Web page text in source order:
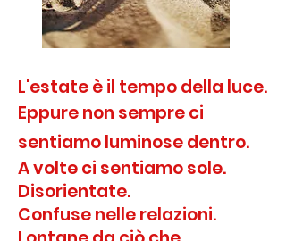
L'estate è il tempo della luce.
Eppure non sempre ci
sentiamo luminose dentro.
A volte ci sentiamo sole.
Disorientate.
Confuse nelle relazioni.